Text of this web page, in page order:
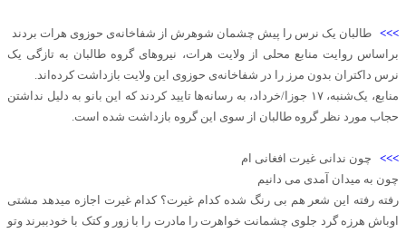
>>> طالبان یک نرس را پیش چشمان شوهرش از شفاخانه‌ی حوزوی هرات بردند
براساس روایت منابع محلی از ولایت هرات، نیروهای گروه طالبان به تازگی یک
نرس داکتران بدون مرز را در شفاخانه‌ی حوزوی این ولایت بازداشت کرده‌اند.
منابع، یک‌شنبه، ۱۷ جوزا/خرداد، به رسانه‌ها تایید کردند که این بانو به دلیل نداشتن
حجاب مورد نظر گروه طالبان از سوی این گروه بازداشت شده است.
>>> چون ندانی غیرت افغانی ام
چون به میدان آمدی می دانیم
رفته رفته این شعر هم بی رنگ شده کدام غیرت؟ کدام غیرت اجازه میدهد مشتی
اوباش هرزه گرد جلوی چشمانت خواهرت را مادرت را با زور و کتک با خودببرند وتو